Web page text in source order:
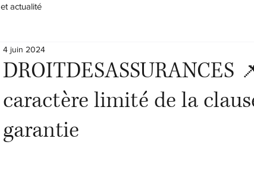
actualité
caractère limité de la
garantie
4 juin 2024